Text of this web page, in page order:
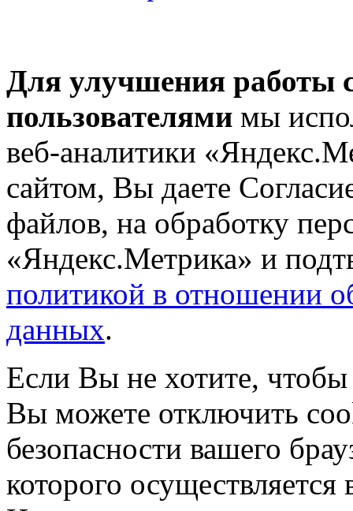
Для улучшения работы
пользователями мы
веб-аналитики
сайтом, Вы даете
файлов, на обработку
«Яндекс.Метрика» и
политикой в отношении
данных.
Если Вы не хотите,
Вы можете отключить
безопасности вашего
которого